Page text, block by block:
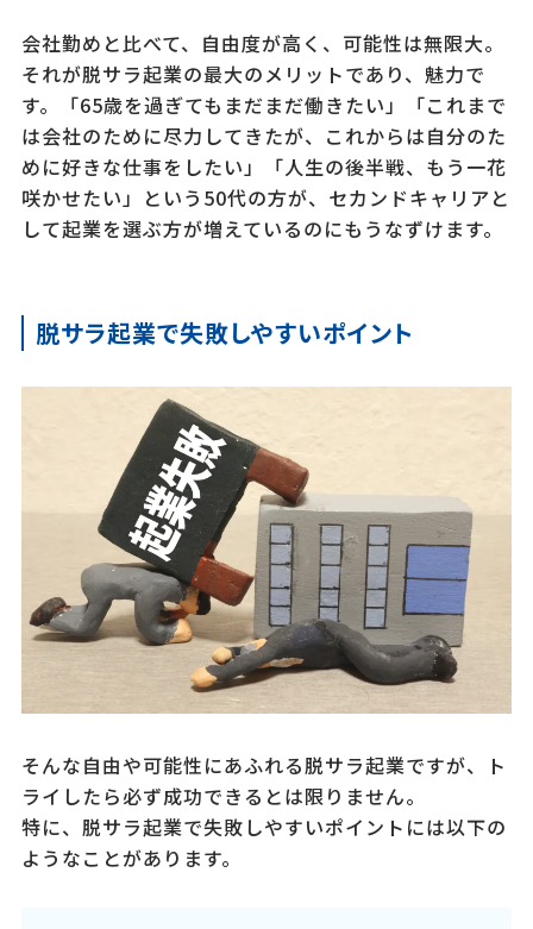
会社勤めと比べて、自由度が高く、可能性は無限大。
それが脱サラ起業の最大のメリットであり、魅力で
す。「65歳を過ぎてもまだまだ働きたい」「これまで
は会社のために尽力してきたが、これからは自分のた
めに好きな仕事をしたい」「人生の後半戦、もう一花
咲かせたい」という50代の方が、セカンドキャリアと
して起業を選ぶ方が増えているのにもうなずけます。
脱サラ起業で失敗しやすいポイント
そんな自由や可能性にあふれる脱サラ起業ですが、ト
ライしたら必ず成功できるとは限りません。
特に、脱サラ起業で失敗しやすいポイントには以下の
ようなことがあります。